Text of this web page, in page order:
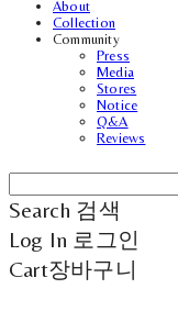
About
Collection
Community
Press
Media
Stores
Notice
Q&A
Reviews
Search 검색
Log In 로그인
Cart장바구니